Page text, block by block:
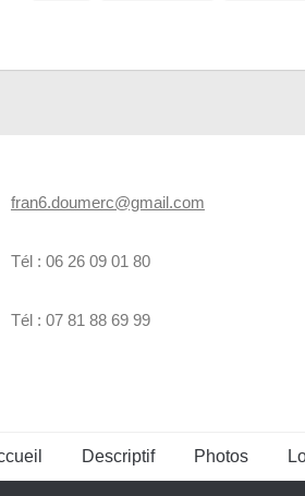
fran6.doumerc@gmail.com
Tél : 06 26 09 01 80
Tél : 07 81 88 69 99
Descriptif Photos